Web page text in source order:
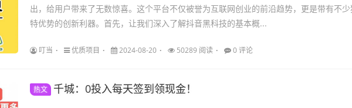
出，给用户带来了无数惊喜。这个平台不仅被誉为互联网创业的前沿趋势，更是带有不少
特优势的创新利器。首先，让我们深入了解抖音黑科技的基本概...
叮当 优质项目 2024-08-20 50289 阅读 0 评论
热文 千城：0投入每天签到领现金！